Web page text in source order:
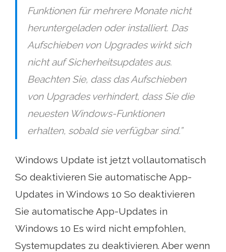
Funktionen für mehrere Monate nicht
heruntergeladen oder installiert. Das
Aufschieben von Upgrades wirkt sich
nicht auf Sicherheitsupdates aus.
Beachten Sie, dass das Aufschieben
von Upgrades verhindert, dass Sie die
neuesten Windows-Funktionen
erhalten, sobald sie verfügbar sind.”
Windows Update ist jetzt vollautomatisch
So deaktivieren Sie automatische App-
Updates in Windows 10 So deaktivieren
Sie automatische App-Updates in
Windows 10 Es wird nicht empfohlen,
Systemupdates zu deaktivieren. Aber wenn